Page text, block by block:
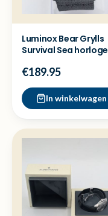
Luminox Bear Grylls
Survival Sea horloge
€189.95
In winkelwagen